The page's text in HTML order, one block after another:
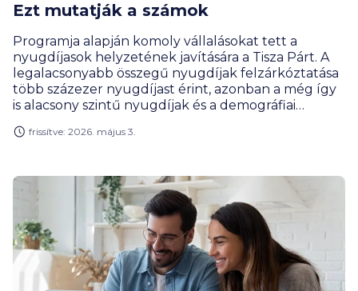
Ezt mutatják a számok
Programja alapján komoly vállalásokat tett a
nyugdíjasok helyzetének javítására a Tisza Párt. A
legalacsonyabb összegű nyugdíjak felzárkóztatása
több százezer nyugdíjast érint, azonban a még így
is alacsony szintű nyugdíjak és a demográfiai
rendszerben az egyéni megtakarításoknak.
frissítve: 2026. május 3.